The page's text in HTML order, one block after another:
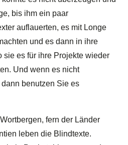
bis ihm ein paar
auflauerten, es mit Longe
und es dann in ihre
sie es für ihre Projekte wieder
Und wenn es nicht
benutzen Sie es
fern der Länder
leben die Blindtexte.